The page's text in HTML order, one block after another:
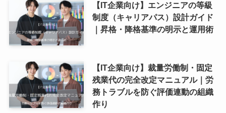
【IT企業向け】エンジニアの等級
制度（キャリアパス）設計ガイド
｜昇格・降格基準の明示と運用術
【IT企業向け】裁量労働制・固定
残業代の完全改定マニュアル｜労
務トラブルを防ぐ評価連動の組織
作り